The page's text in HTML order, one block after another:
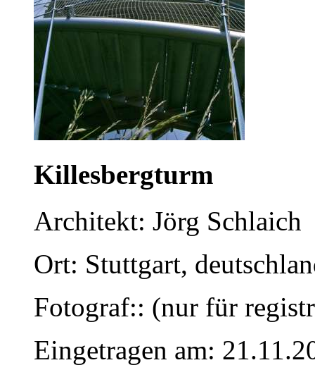
Killesbergturm
Architekt: Jörg Schlaich
Ort: Stuttgart,
Fotograf:: (nur für
Eingetragen am: